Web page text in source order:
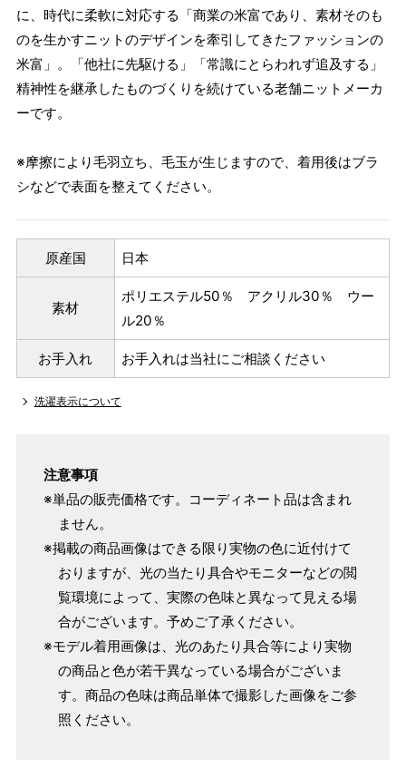
に、時代に柔軟に対応する「商業の米富であり、素材そのも
のを生かすニットのデザインを牽引してきたファッションの
米富」。「他社に先駆ける」「常識にとらわれず追及する」
精神性を継承したものづくりを続けている老舗ニットメーカ
ーです。
※摩擦により毛羽立ち、毛玉が生じますので、着用後はブラ
シなどで表面を整えてください。
原産国 日本
素材
ポリエステル50％ アクリル30％ ウー
ル20％
お手入れ お手入れは当社にご相談ください
洗濯表示について
注意事項
※単品の販売価格です。コーディネート品は含まれ
ません。
※掲載の商品画像はできる限り実物の色に近付けて
おりますが、光の当たり具合やモニターなどの閲
覧環境によって、実際の色味と異なって見える場
合がございます。予めご了承ください。
※モデル着用画像は、光のあたり具合等により実物
の商品と色が若干異なっている場合がございま
す。商品の色味は商品単体で撮影した画像をご参
照ください。